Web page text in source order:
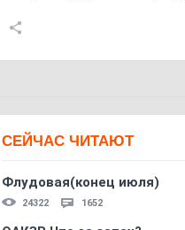
СЕЙЧАС ЧИТАЮТ
Флудовая(конец июля)
24322 1652